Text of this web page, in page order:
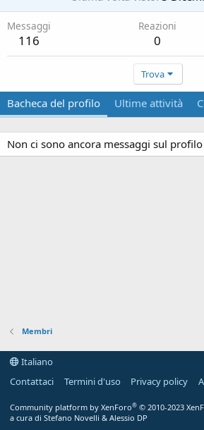
Messaggi
116
Reazioni
0
Trova
Bacheca del profilo Ultime attività
Non ci sono ancora messaggi sul
Membri
Italiano
Contattaci
Termini d'uso Privacy policy
Community platform by XenForo® © 2010-2023
a cura di Stefano Novelli & Alessio DP